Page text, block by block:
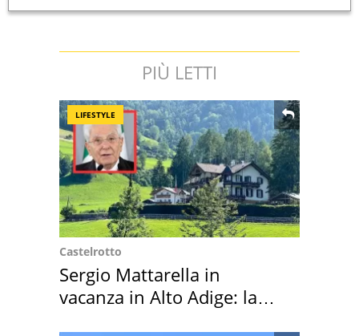
PIÙ LETTI
LIFESTYLE
Castelrotto
Sergio Mattarella in
vacanza in Alto Adige: la